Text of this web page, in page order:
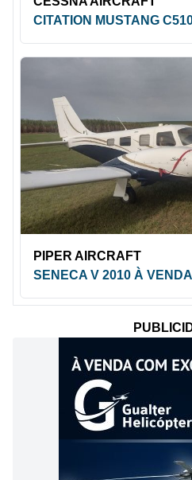
CITATION MUSTANG
PIPER AIRCRAFT
SENECA V 2010 À VENDA